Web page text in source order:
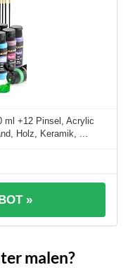
ml +12 Pinsel, Acrylic
Holz, Keramik, ...
»
malen?